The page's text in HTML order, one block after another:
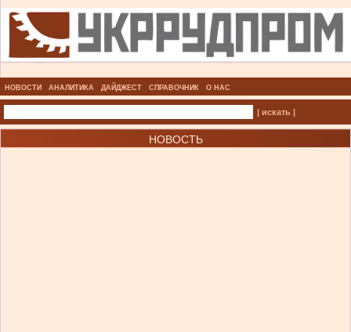
НОВОСТИ АНАЛИТИКА ДАЙДЖЕСТ СПРАВОЧНИК О НАС
| искать |
НОВОСТЬ